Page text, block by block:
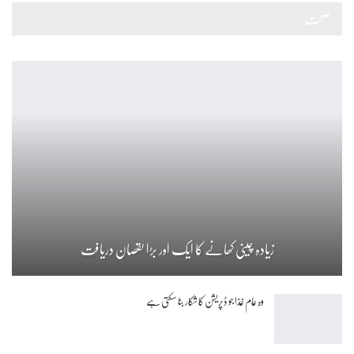
زیادہ چینی کھانے کا ایک اور بڑا نقصان دریافت
وہ عام غذا جو ڈپریشن کا شکار بنا سکتی ہے